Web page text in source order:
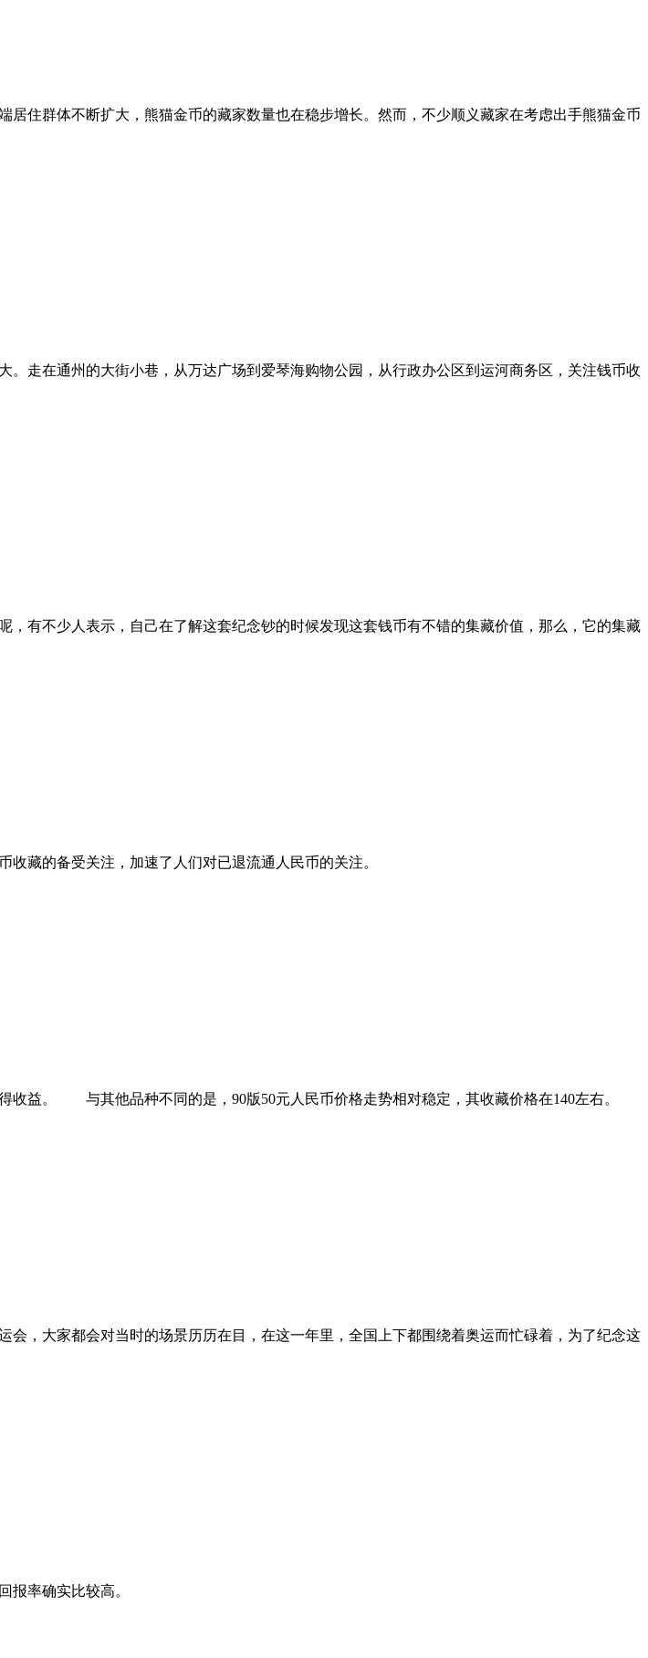
住群体不断扩大，熊猫金币的藏家数量也在稳步增长。然而，不少顺义藏家在考虑出手熊猫金币
走在通州的大街小巷，从万达广场到爱琴海购物公园，从行政办公区到运河商务区，关注钱币收
有不少人表示，自己在了解这套纪念钞的时候发现这套钱币有不错的集藏价值，那么，它的集藏
藏的备受关注，加速了人们对已退流通人民币的关注。
益。 与其他品种不同的是，90版50元人民币价格走势相对稳定，其收藏价格在140左右。
，大家都会对当时的场景历历在目，在这一年里，全国上下都围绕着奥运而忙碌着，为了纪念这
报率确实比较高。